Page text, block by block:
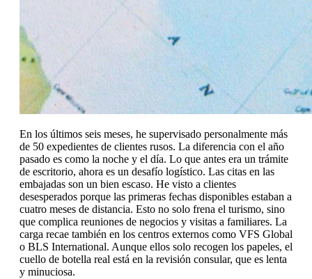
En los últimos seis meses, he supervisado personalmente más
de 50 expedientes de clientes rusos. La diferencia con el año
pasado es como la noche y el día. Lo que antes era un trámite
de escritorio, ahora es un desafío logístico. Las citas en las
embajadas son un bien escaso. He visto a clientes
desesperados porque las primeras fechas disponibles estaban a
cuatro meses de distancia. Esto no solo frena el turismo, sino
que complica reuniones de negocios y visitas a familiares. La
carga recae también en los centros externos como VFS Global
o BLS International. Aunque ellos solo recogen los papeles, el
cuello de botella real está en la revisión consular, que es lenta
y minuciosa.